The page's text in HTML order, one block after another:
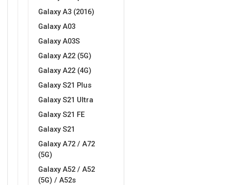
Galaxy A3 (2016)
Galaxy A03
Galaxy A03S
Galaxy A22 (5G)
Galaxy A22 (4G)
Galaxy S21 Plus
Galaxy S21 Ultra
Galaxy S21 FE
Galaxy S21
Galaxy A72 / A72
(5G)
Galaxy A52 / A52
(5G) / A52s
Mandale / Cvjetni motivi
MarbleMania